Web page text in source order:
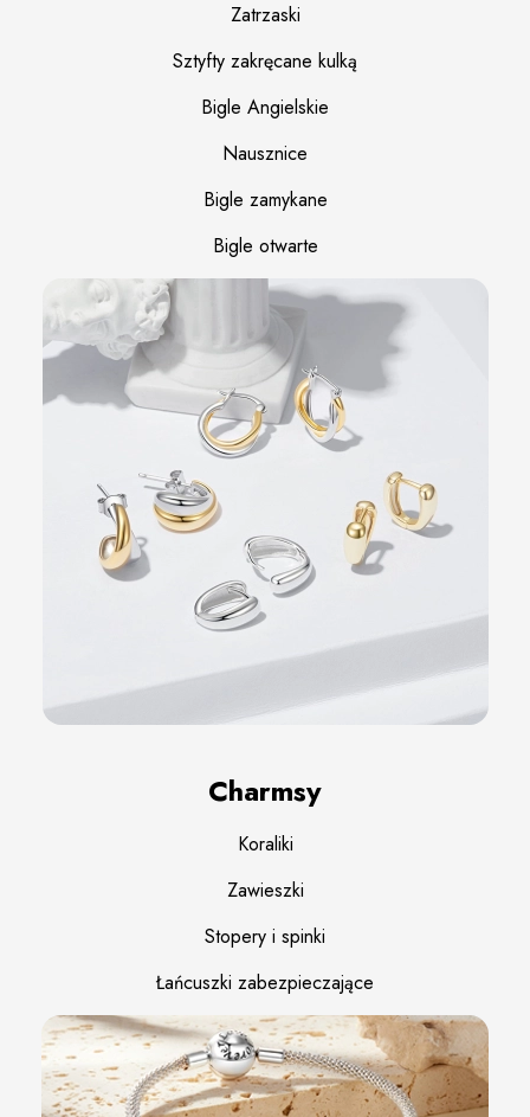
Zatrzaski
Sztyfty zakręcane kulką
Bigle Angielskie
Nausznice
Bigle zamykane
Bigle otwarte
Charmsy
Koraliki
Zawieszki
Stopery i spinki
Łańcuszki zabezpieczające